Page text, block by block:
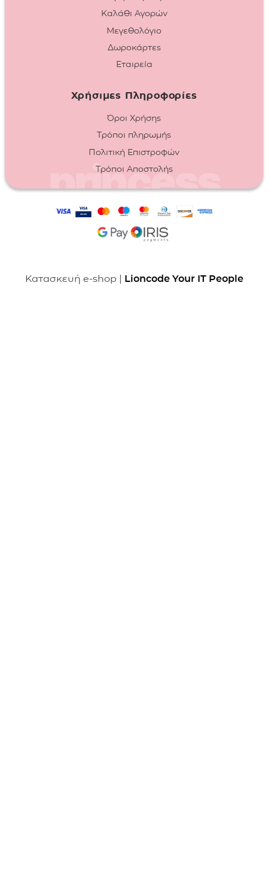
Καλάθι Αγορών
Μεγεθολόγιο
Δωροκάρτες
Εταιρεία
Χρήσιμες Πληροφορίες
Όροι Χρήσης
Τρόποι πληρωμής
Πολιτική Επιστροφών
Τρόποι Αποστολής
Κατασκευή e-shop | Lioncode Your IT People